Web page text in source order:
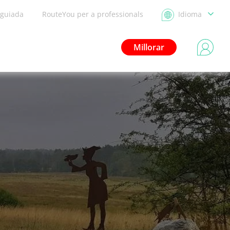
RouteYou per a professionals Idioma
Millorar